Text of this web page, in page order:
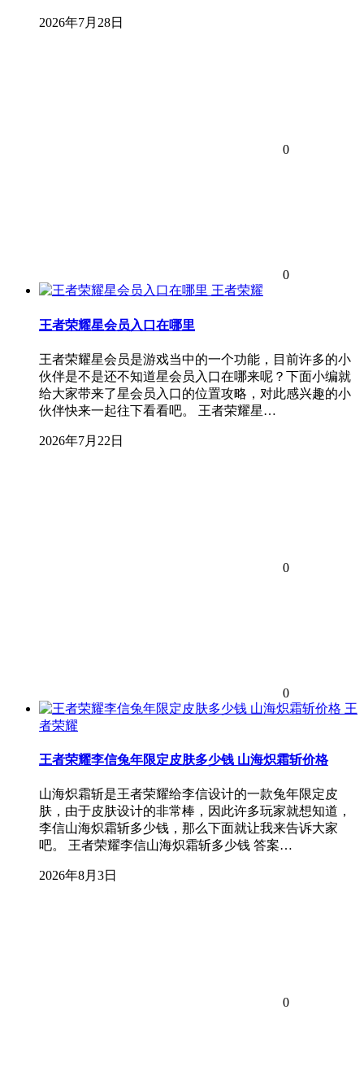
2026年7月28日
0
0
王者荣耀
王者荣耀星会员入口在哪里
王者荣耀星会员是游戏当中的一个功能，目前许多的小
伙伴是不是还不知道星会员入口在哪来呢？下面小编就
给大家带来了星会员入口的位置攻略，对此感兴趣的小
伙伴快来一起往下看看吧。 王者荣耀星…
2026年7月22日
0
0
王
者荣耀
王者荣耀李信兔年限定皮肤多少钱 山海炽霜斩价格
山海炽霜斩是王者荣耀给李信设计的一款兔年限定皮
肤，由于皮肤设计的非常棒，因此许多玩家就想知道，
李信山海炽霜斩多少钱，那么下面就让我来告诉大家
吧。 王者荣耀李信山海炽霜斩多少钱 答案…
2026年8月3日
0